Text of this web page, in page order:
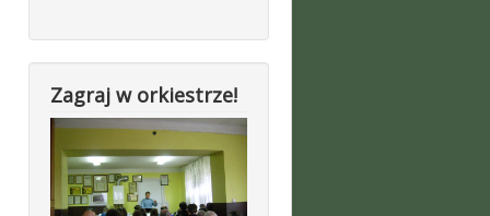
Zagraj w orkiestrze!